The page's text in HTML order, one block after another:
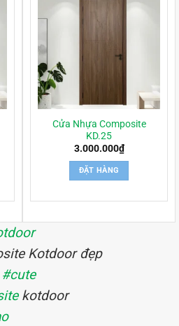
Cửa Nhựa Composite
KD.25
3.000.000₫
ĐẶT HÀNG
Kotdoor đẹp
#cute
kotdoor